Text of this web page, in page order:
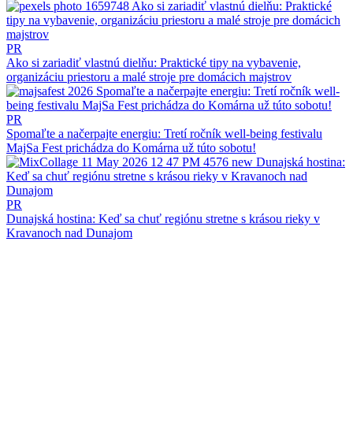
PR
Ako si zariadiť vlastnú dielňu: Praktické tipy na vybavenie,
organizáciu priestoru a malé stroje pre domácich majstrov
PR
Spomaľte a načerpajte energiu: Tretí ročník well-being festivalu
MajSa Fest prichádza do Komárna už túto sobotu!
PR
Dunajská hostina: Keď sa chuť regiónu stretne s krásou rieky v
Kravanoch nad Dunajom